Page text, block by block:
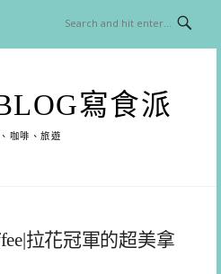
寫食派
咖啡、旅遊
拉花冠軍的超美拿